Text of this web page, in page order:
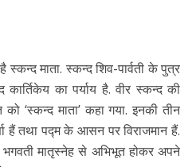
माता. स्कन्द शिव-पार्वती के पुत्र
का पर्याय है. वीर स्कन्द की
‘स्कन्द माता’ कहा गया. इनकी तीन
हैं तथा पद्म के आसन पर विराजमान हैं.
भगवती मातृस्नेह से अभिभूत होकर अपने